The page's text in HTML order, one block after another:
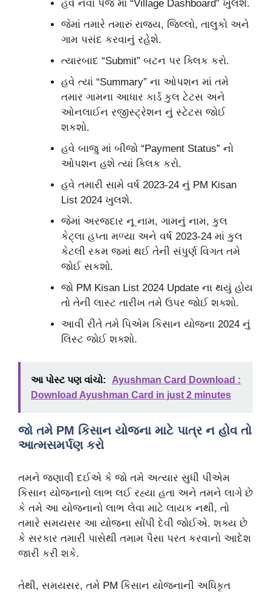
હવે નવા પેજ માં “Village Dashboard” ખુલશે.
જેમાં તમારે તમારું રાજ્ય, જિલ્લો, તાલુકો અને
ગામ પસંદ કરવાનું રહેશે.
ત્યારબાદ “Submit” બટન પર ક્લિક કરો.
હવે ત્યાં “Summary” ના ઓપશન માં તમે
તમાર ગામના આધાર કાર્ડ કુલ ટેટસ અને
ઓનલાઈન રજીસ્ટ્રેશન નું સ્ટેટસ જોઈ
શકશો.
હવે બાજુ માં બીજો “Payment Status” નો
ઓપશન હશે ત્યાં ક્લિક કરો.
હવે તમારી સામે વર્ષ 2023-24 નું PM Kisan
List 2024 ખુલશે.
જેમાં અરજદાર નૂ નામ, ગામનું નામ, કુલ
કેટ્લા હપ્તા મળ્યા અને વર્ષ 2023-24 માં કુલ
કેટલી રકમ જમાં થઈ તેની સંપુર્ણ વિગત તમે
જોઈ સકશો.
જો PM Kisan List 2024 Update ના થયું હોય
તો તેની લાસ્ટ તારીખ તમે ઉપર જોઈ શક્શો.
આવી રીતે તમે પિએમ કિસાન યોજના 2024 નું
લિસ્ટ જોઈ શક્શો.
આ પોસ્ટ પણ વાંચો:
Ayushman Card Download :
Download Ayushman Card in just 2 minutes
જો તમે PM કિસાન યોજના માટે પાત્ર ન હોવ તો
આત્મસમર્પણ કરો
તમને જણાવી દઈએ કે જો તમે અત્યાર સુધી પીએમ
કિસાન યોજનાનો લાભ લઈ રહ્યા હતા અને તમને લાગે છે
કે તમે આ યોજનાનો લાભ લેવા માટે લાયક નથી, તો
તમારે સમયસર આ યોજના સોંપી દેવી જોઈએ. શક્ય છે
કે સરકાર તમારી પાસેથી તમામ પૈસા પરત કરવાનો આદેશ
જારી કરી શકે.
તેથી, સમયસર, તમે PM કિસાન યોજનાની અધિકૃત